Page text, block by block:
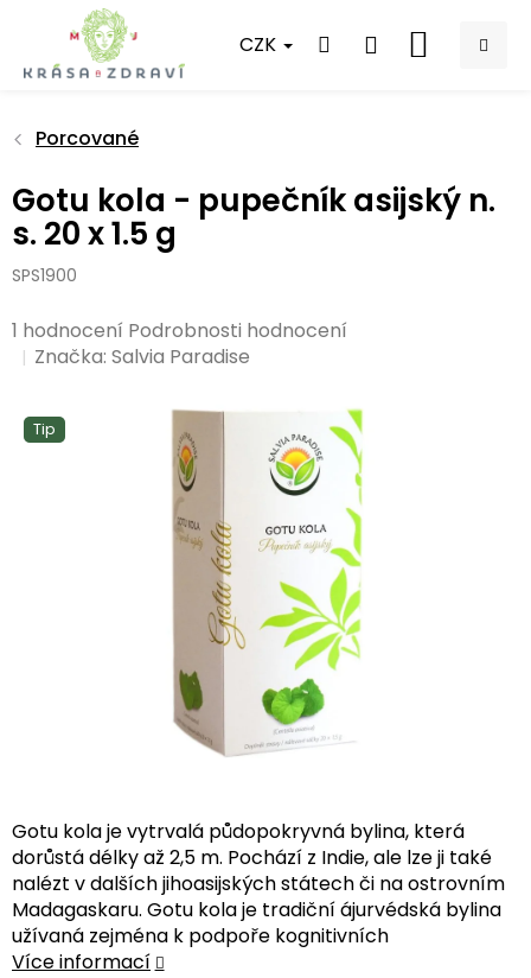
obsah
CZK
NÁKUPNÍ
Porcované
Gotu kola - pupečník asijský n.
s. 20 x 1.5 g
SPS1900
Průměrné
hodnocení
5,0
1 hodnocení Podrobnosti hodnocení
Značka:Salvia Paradise
Tip
Gotu kola je vytrvalá půdopokryvná bylina, která
dorůstá délky až 2,5 m. Pochází z Indie, ale lze ji také
nalézt v dalších jihoasijských státech či na ostrovním
Madagaskaru. Gotu kola je tradiční ájurvédská bylina
užívaná zejména k podpoře kognitivních
Více informací